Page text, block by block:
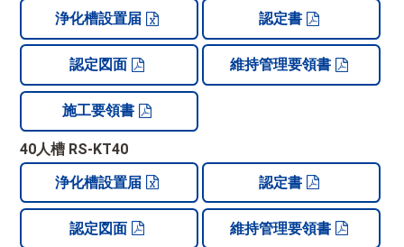
浄化槽設置届 認定書
認定図面 維持管理要領書
施工要領書
40人槽 RS-KT40
浄化槽設置届
認定書
認定図面 維持管理要領書